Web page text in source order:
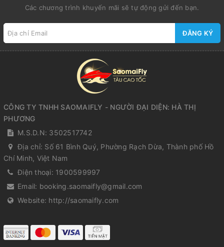
Các chương trình khuyến mãi sẽ tự động gửi đến bạn.
ĐĂNG KÝ
CÔNG TY TNHH SAOMAIFLY - NGƯỜI ĐẠI DIỆN: HÀ THỊ
PHƯƠNG
M.S.D.N: 3502517742
Địa chỉ: Số 61 Bình Quý, Phường Rạch Dừa, Thành phố Hồ
Chí Minh, Việt Nam
Điện thoại: 1900599997
Email: booking.saomaifly@gmail.com
Website: http://saomaifly.com